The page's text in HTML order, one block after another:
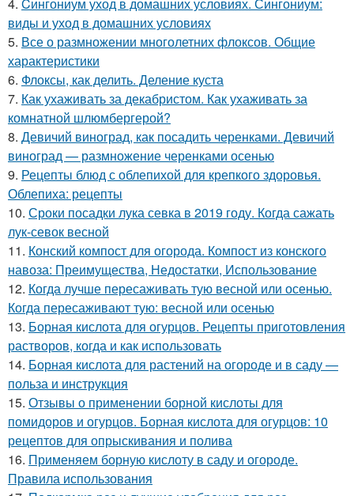
4. Cингониум уход в домашних условиях. Сингониум:
виды и уход в домашних условиях
5. Все о размножении многолетних флоксов. Общие
характеристики
6. Флоксы, как делить. Деление куста
7. Как ухаживать за декабристом. Как ухаживать за
комнатной шлюмбергерой?
8. Девичий виноград, как посадить черенками. Девичий
виноград — размножение черенками осенью
9. Рецепты блюд с облепихой для крепкого здоровья.
Облепиха: рецепты
10. Сроки посадки лука севка в 2019 году. Когда сажать
лук-севок весной
11. Конский компост для огорода. Компост из конского
навоза: Преимущества, Недостатки, Использование
12. Когда лучше пересаживать тую весной или осенью.
Когда пересаживают тую: весной или осенью
13. Борная кислота для огурцов. Рецепты приготовления
растворов, когда и как использовать
14. Борная кислота для растений на огороде и в саду —
польза и инструкция
15. Отзывы о применении борной кислоты для
помидоров и огурцов. Борная кислота для огурцов: 10
рецептов для опрыскивания и полива
16. Применяем борную кислоту в саду и огороде.
Правила использования